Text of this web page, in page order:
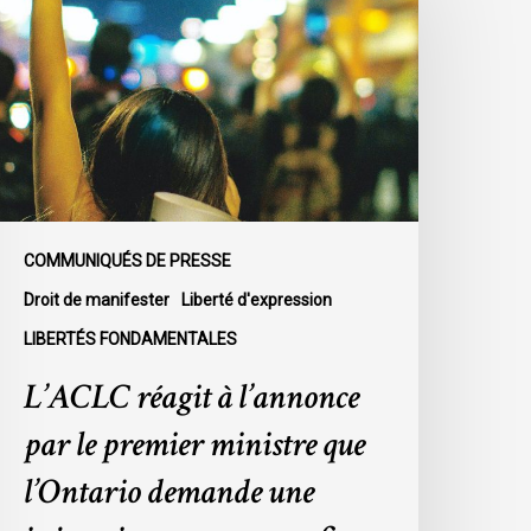
COMMUNIQUÉS DE PRESSE
Droit de manifester Liberté d'expression
LIBERTÉS FONDAMENTALES
L’ACLC réagit à l’annonce
par le premier ministre que
l’Ontario demande une